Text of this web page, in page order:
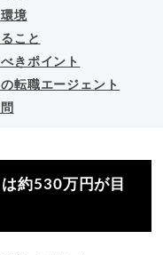
境
こと
きポイント
転職エージェント
約530万円が目